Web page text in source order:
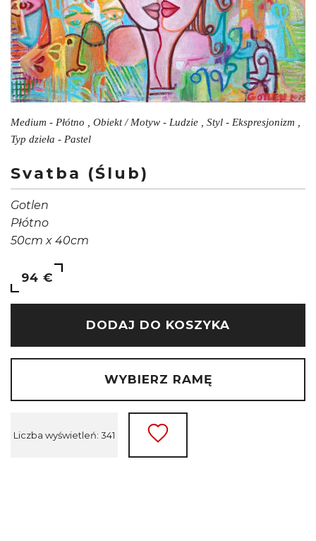
Medium - Płótno , Obiekt / Motyw - Ludzie , Styl - Ekspresjonizm ,
Typ dzieła - Pastel
Svatba (Ślub)
Gotlen
Płótno
50cm x 40cm
94 €
DODAJ DO KOSZYKA
WYBIERZ RAMĘ
Liczba wyświetleń: 341